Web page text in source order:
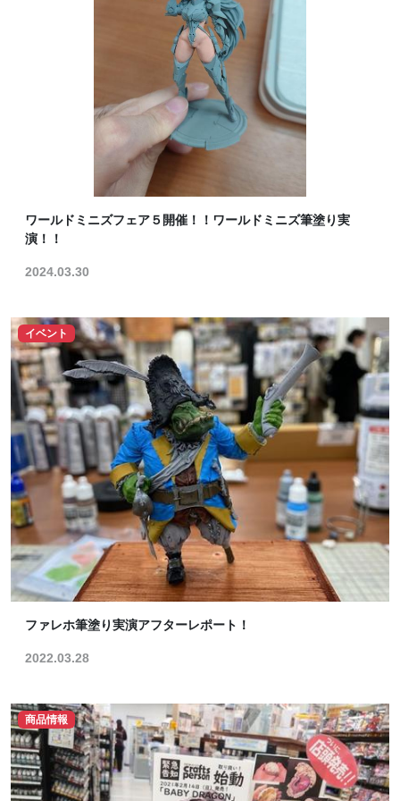
ワールドミニズフェア５開催！！ワールドミニズ筆塗り実
演！！
2024.03.30
イベント
ファレホ筆塗り実演アフターレポート！
2022.03.28
商品情報